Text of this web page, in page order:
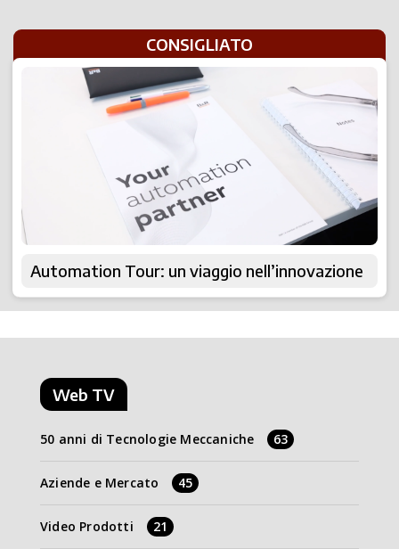
CONSIGLIATO
Automation Tour: un viaggio nell’innovazione
Web TV
50 anni di Tecnologie Meccaniche 63
Aziende e Mercato 45
Video Prodotti 21